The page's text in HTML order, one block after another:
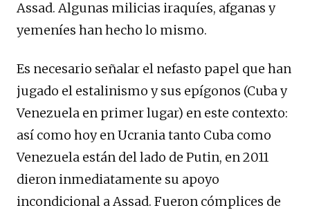
Assad. Algunas milicias iraquíes, afganas y
yemeníes han hecho lo mismo.
Es necesario señalar el nefasto papel que han
jugado el estalinismo y sus epígonos (Cuba y
Venezuela en primer lugar) en este contexto:
así como hoy en Ucrania tanto Cuba como
Venezuela están del lado de Putin, en 2011
dieron inmediatamente su apoyo
incondicional a Assad. Fueron cómplices de